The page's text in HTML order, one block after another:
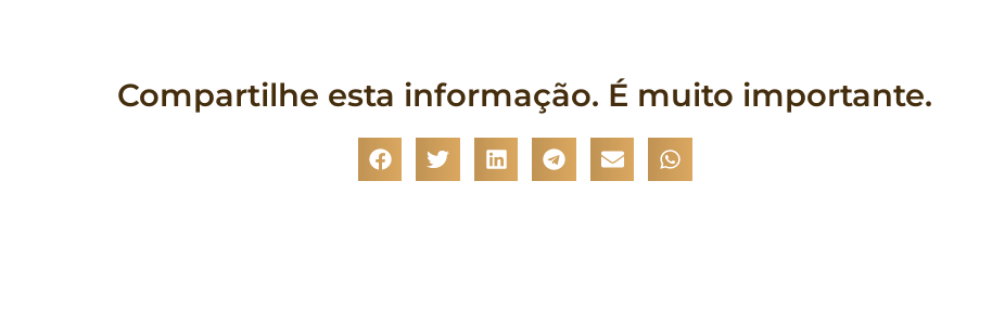
Compartilhe esta informação. É muito importante.